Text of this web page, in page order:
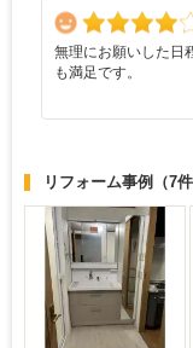
無理にお願いした日
も満足です。
リフォーム事例 （7件